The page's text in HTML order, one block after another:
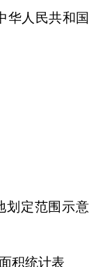
华人民共和国
划定范围示意
积统计表